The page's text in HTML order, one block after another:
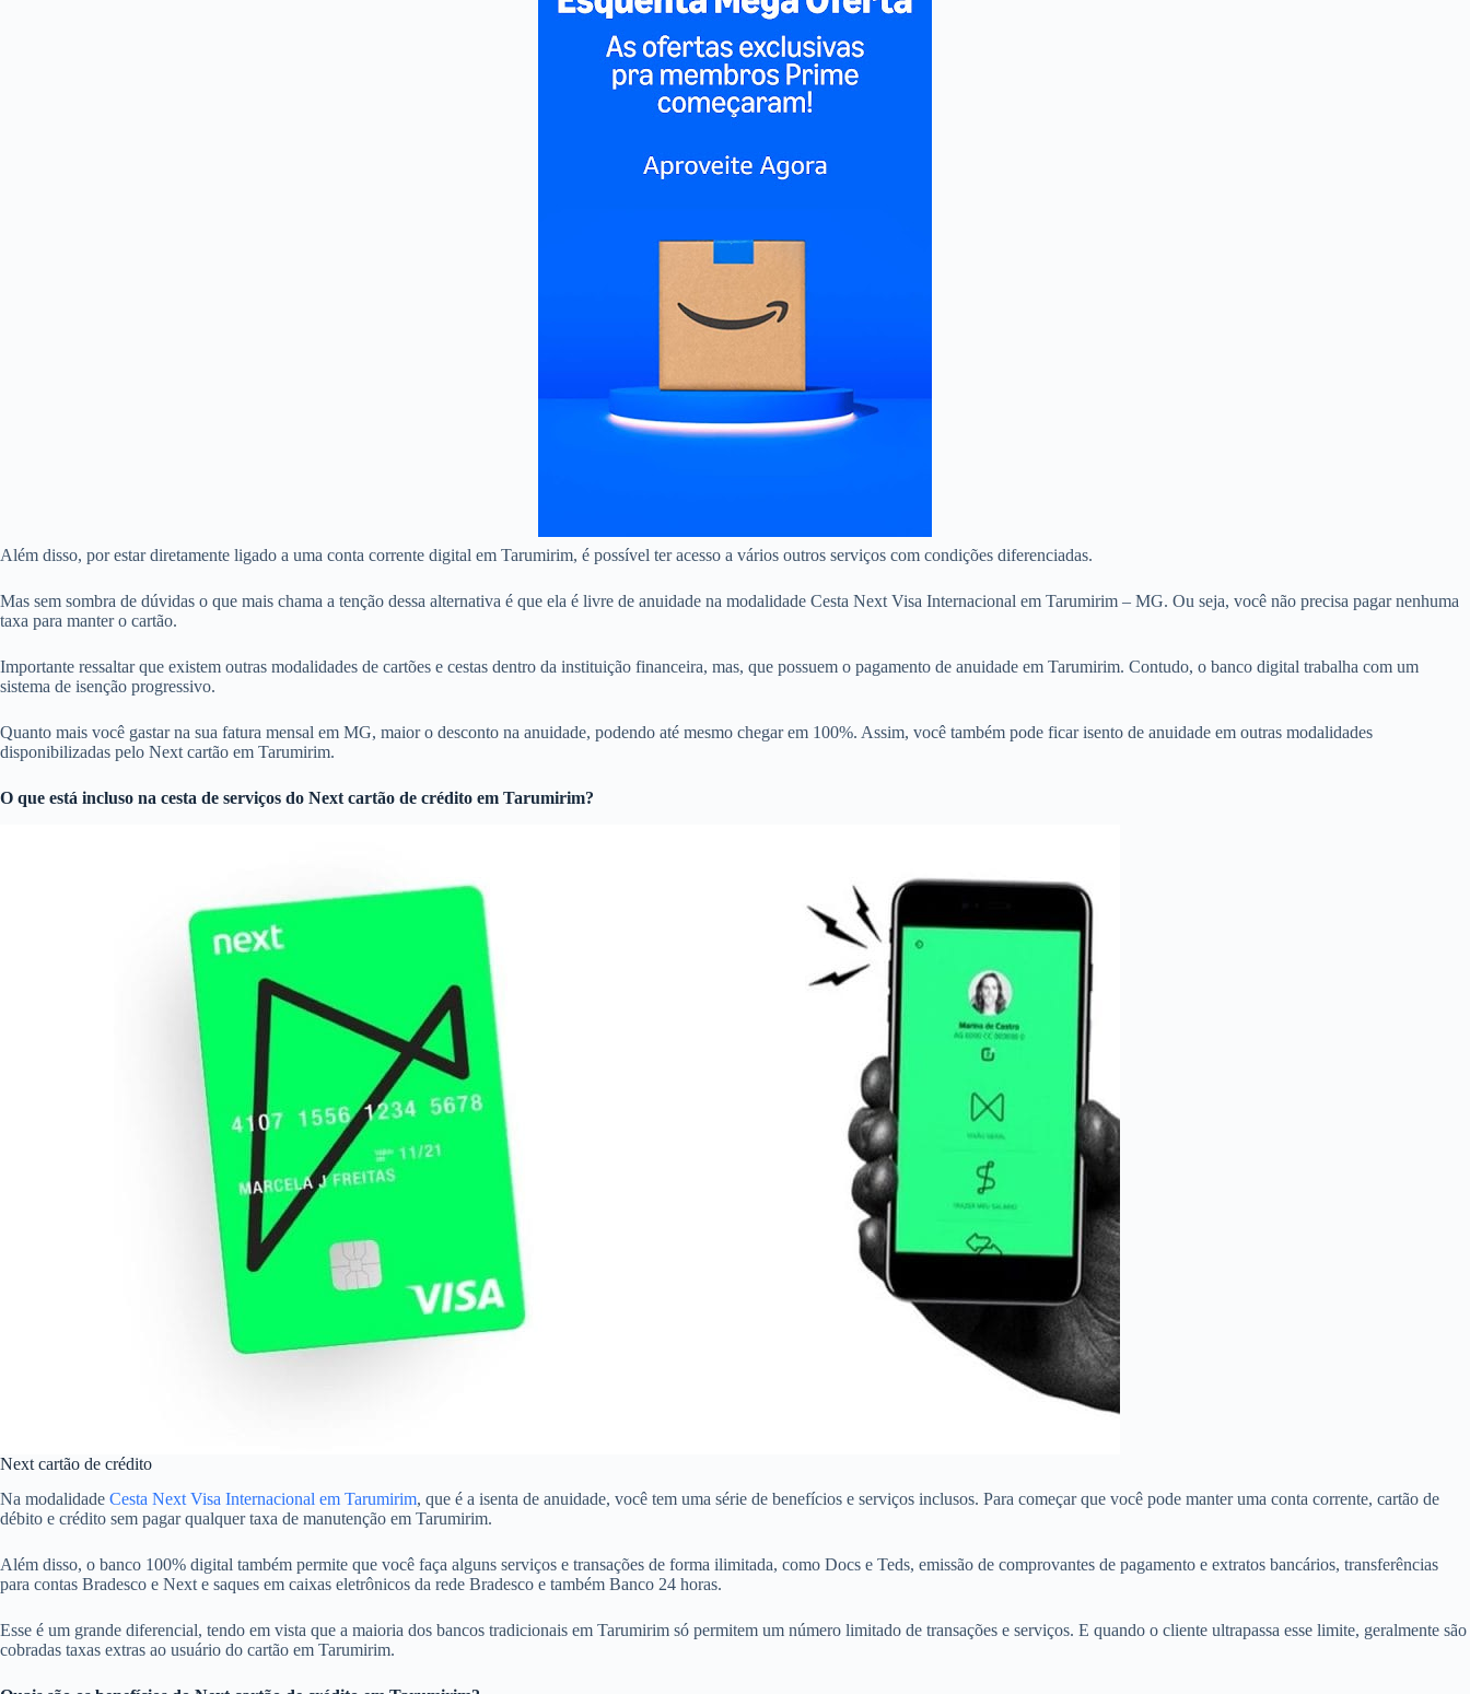
Além disso, por estar diretamente ligado a uma conta corrente digital em Tarumirim, é possível ter acesso a vários outros serviços com condições diferenciadas.
Mas sem sombra de dúvidas o que mais chama a tenção dessa alternativa é que ela é livre de anuidade na modalidade Cesta Next Visa Internacional em Tarumirim – MG. Ou seja, você não precisa pagar nenhuma
taxa para manter o cartão.
Importante ressaltar que existem outras modalidades de cartões e cestas dentro da instituição financeira, mas, que possuem o pagamento de anuidade em Tarumirim. Contudo, o banco digital trabalha com um
sistema de isenção progressivo.
Quanto mais você gastar na sua fatura mensal em MG, maior o desconto na anuidade, podendo até mesmo chegar em 100%. Assim, você também pode ficar isento de anuidade em outras modalidades
disponibilizadas pelo Next cartão em Tarumirim.
O que está incluso na cesta de serviços do Next cartão de crédito em Tarumirim?
Next cartão de crédito
Na modalidade Cesta Next Visa Internacional em Tarumirim, que é a isenta de anuidade, você tem uma série de benefícios e serviços inclusos. Para começar que você pode manter uma conta corrente, cartão de
débito e crédito sem pagar qualquer taxa de manutenção em Tarumirim.
Além disso, o banco 100% digital também permite que você faça alguns serviços e transações de forma ilimitada, como Docs e Teds, emissão de comprovantes de pagamento e extratos bancários, transferências
para contas Bradesco e Next e saques em caixas eletrônicos da rede Bradesco e também Banco 24 horas.
Esse é um grande diferencial, tendo em vista que a maioria dos bancos tradicionais em Tarumirim só permitem um número limitado de transações e serviços. E quando o cliente ultrapassa esse limite, geralmente são
cobradas taxas extras ao usuário do cartão em Tarumirim.